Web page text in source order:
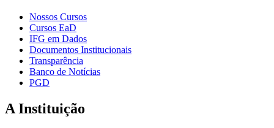
Nossos Cursos
Cursos EaD
IFG em Dados
Documentos Institucionais
Transparência
Banco de Notícias
PGD
A Instituição